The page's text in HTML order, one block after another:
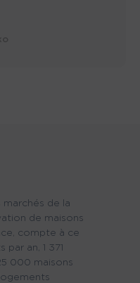
marchés de la
de maisons
compte à ce
an, 1 371
000 maisons